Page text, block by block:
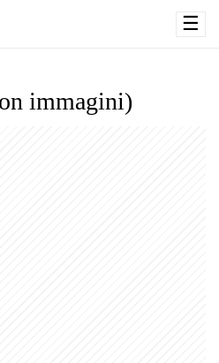
☰
immagini)